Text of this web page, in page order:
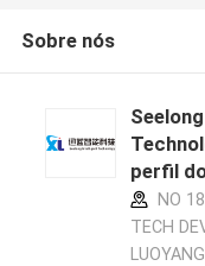
Sobre nós
perfil
NO
TECH